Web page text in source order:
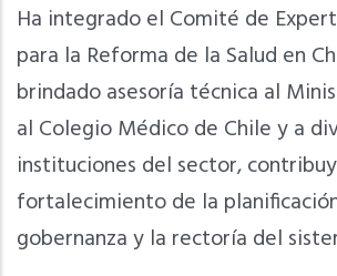
Ha integrado el Comité de
para la Reforma de la Salud en
brindado asesoría técnica al
al Colegio Médico de Chile y a
instituciones del sector,
fortalecimiento de la
gobernanza y la rectoría del